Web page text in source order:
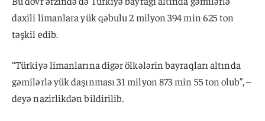
daxili limanlara yük qəbulu 2 milyon 394 min 625 ton
təşkil edib.
“Türkiyə limanlarına digər ölkələrin bayraqları altında
gəmilərlə yük daşınması 31 milyon 873 min 55 ton olub”, –
deyə nazirlikdən bildirilib.